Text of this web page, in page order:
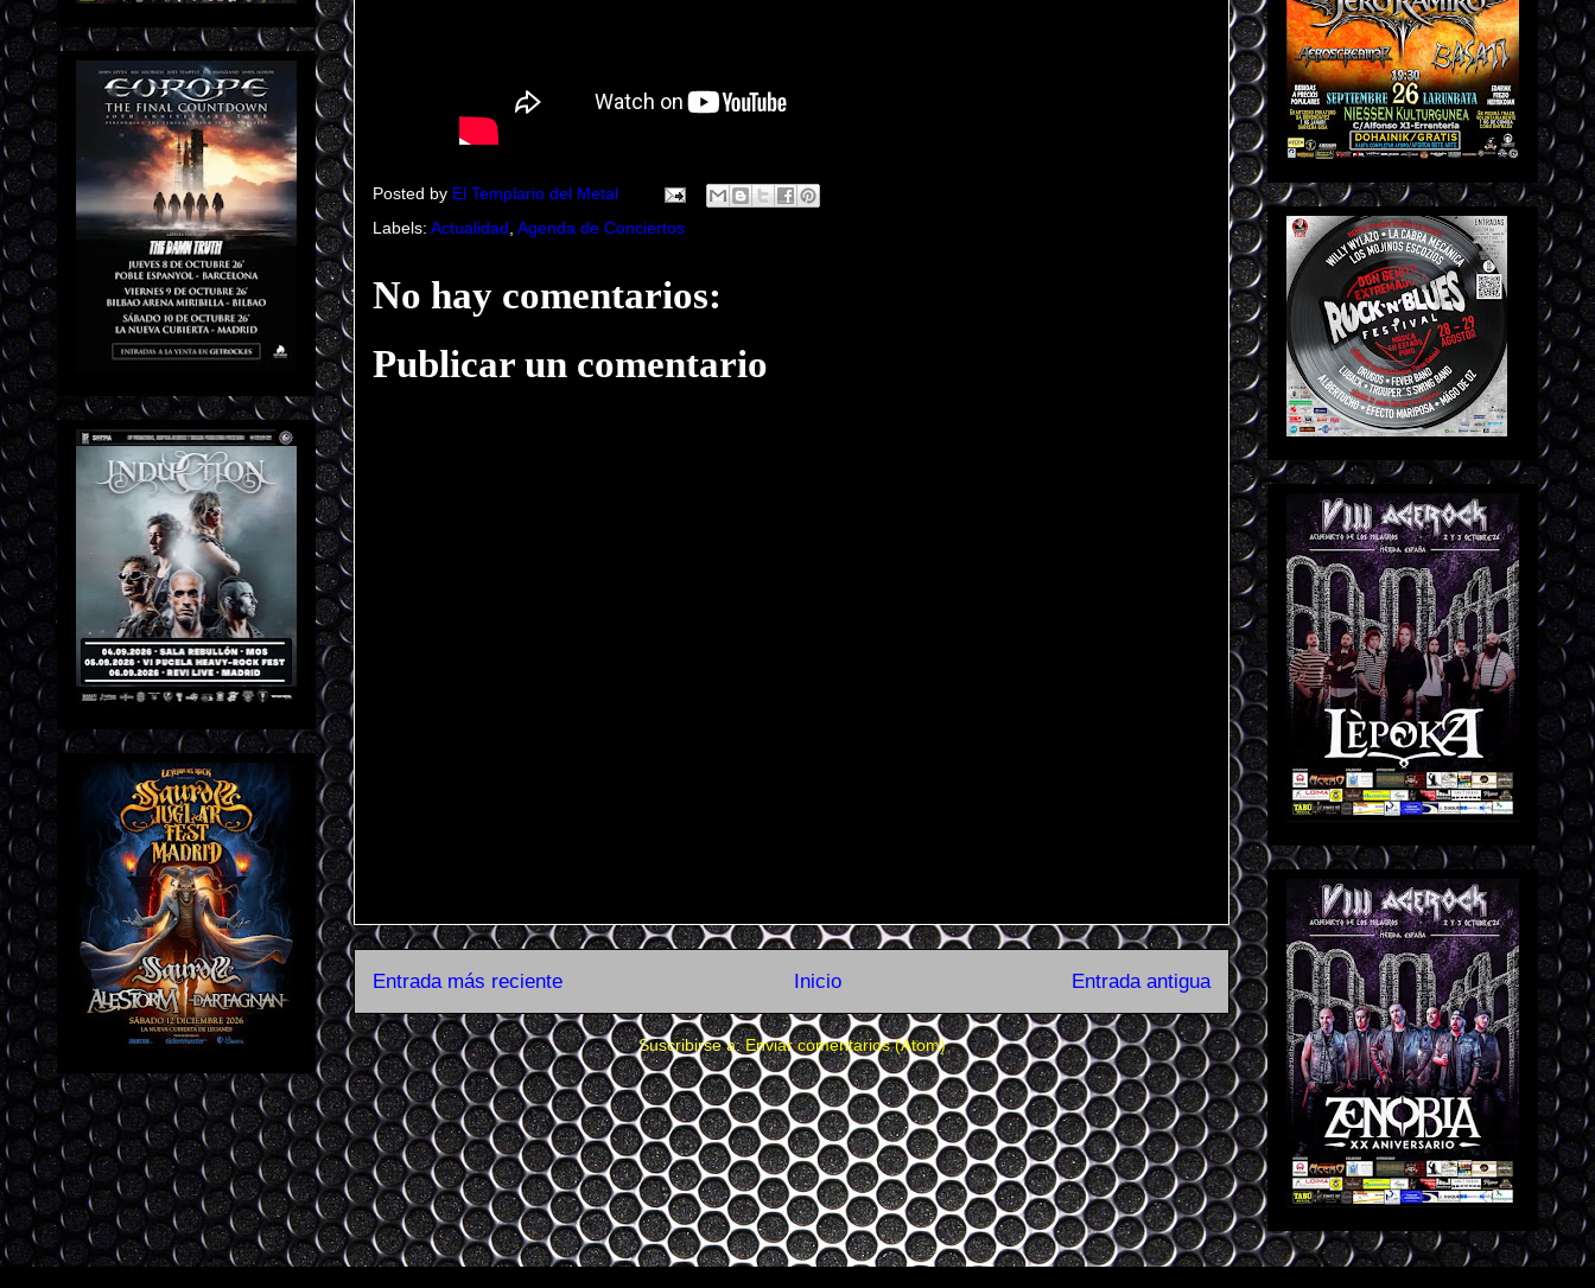
Posted by El Templario del Metal
Labels: Actualidad Agenda de Conciertos
No hay comentarios:
Publicar un comentario
Entrada más reciente Entrada antigua
Inicio
Suscribirse a:Enviar comentarios (Atom)